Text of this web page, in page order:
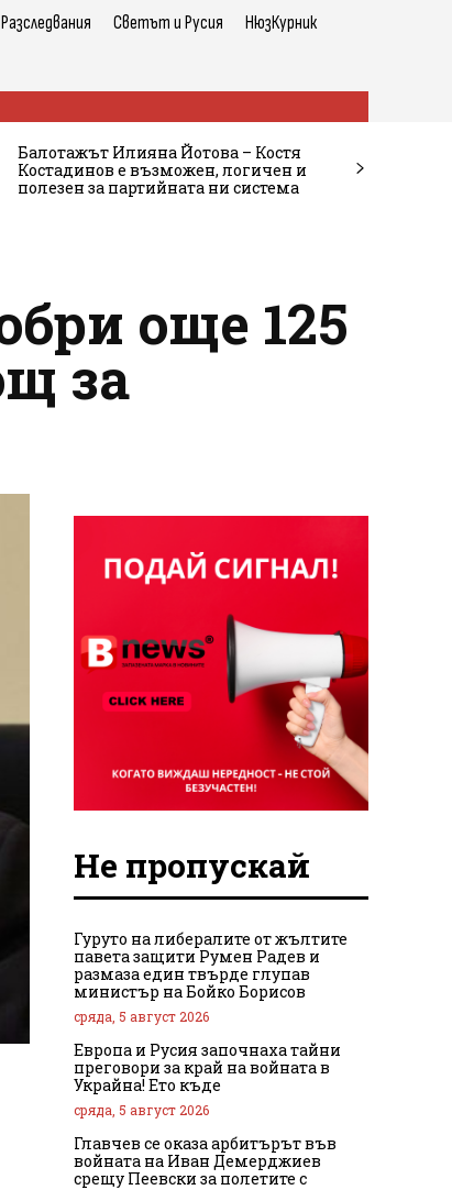
Разследвания Светът и Русия НюзКурник
Балотажът Илияна Йотова – Костя
Костадинов е възможен, логичен и
полезен за партийната ни система
още 125
за
Не пропускай
Гуруто на либералите от жълтите
павета защити Румен Радев и
размаза един твърде глупав
министър на Бойко Борисов
сряда, 5 август 2026
Европа и Русия започнаха тайни
преговори за край на войната в
Украйна! Ето къде
сряда, 5 август 2026
Главчев се оказа арбитърът във
войната на Иван Демерджиев
срещу Пеевски за полетите с